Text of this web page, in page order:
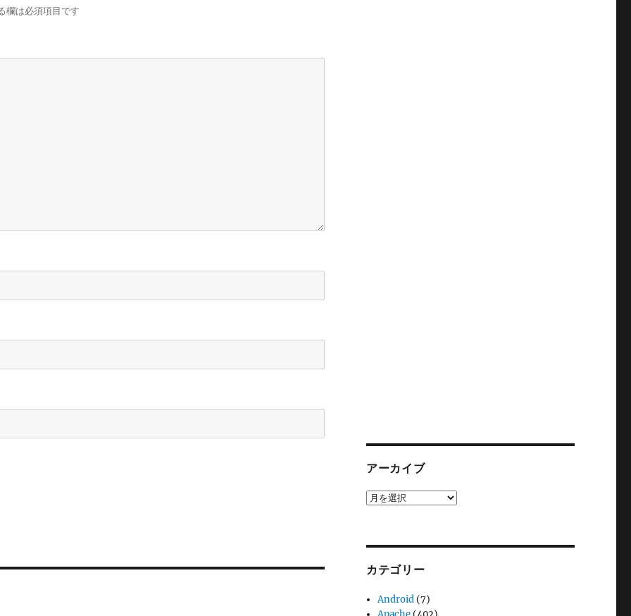
欄は必須項目です
アーカイブ
ア
カテゴリー
Android (7)